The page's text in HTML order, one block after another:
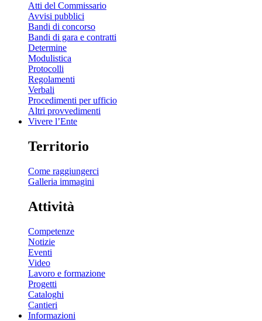
Atti del Commissario
Avvisi pubblici
Bandi di concorso
Bandi di gara e contratti
Determine
Modulistica
Protocolli
Regolamenti
Verbali
Procedimenti per ufficio
Altri provvedimenti
Vivere l’Ente
Territorio
Come raggiungerci
Galleria immagini
Attività
Competenze
Notizie
Eventi
Video
Lavoro e formazione
Progetti
Cataloghi
Cantieri
Informazioni